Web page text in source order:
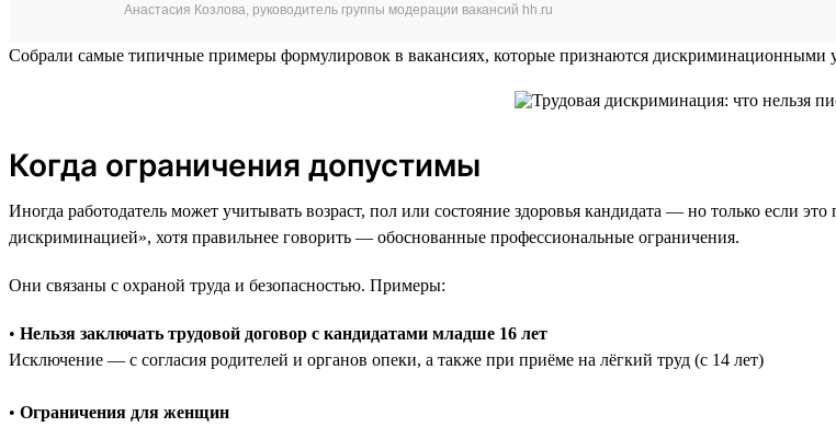
Анастасия Козлова, руководитель группы модерации вакансий hh.ru
Собрали самые типичные примеры формулировок в вакансиях, которые признаются
Когда ограничения допустимы
Иногда работодатель может учитывать возраст, пол или состояние здоровья кандидата — но только если
дискриминацией», хотя правильнее говорить — обоснованные профессиональные ограничения.
Они связаны с охраной труда и безопасностью. Примеры:
• Нельзя заключать трудовой договор с кандидатами младше 16 лет
Исключение — с согласия родителей и органов опеки, а также при приёме на лёгкий труд (с 14 лет)
• Ограничения для женщин